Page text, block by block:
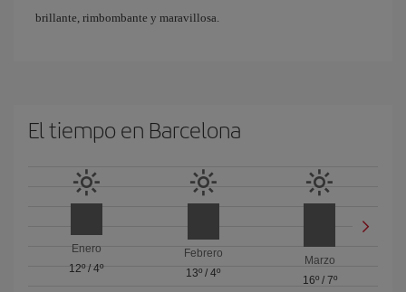
brillante, rimbombante y maravillosa.
El tiempo en Barcelona
Enero
12º/4º
Febrero
13º / 4º
Marzo
16º/ 7º